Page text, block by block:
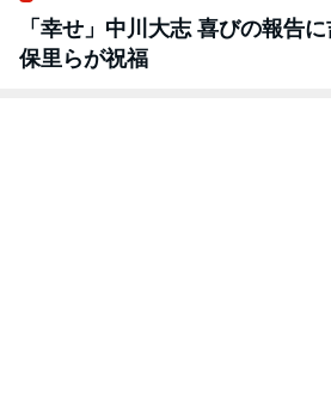
「幸せ」中川大志 喜びの報告
保里らが祝福